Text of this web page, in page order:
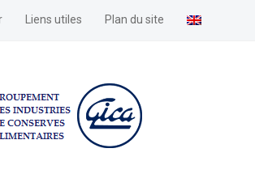
Liens utiles Plan du site